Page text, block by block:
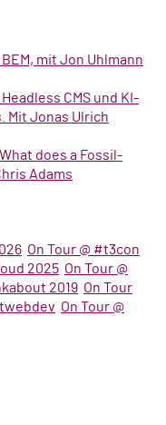
mit Jon Uhlmann
CMS und KI-
Mit Jonas Ulrich
does a Fossil-
Adams
On Tour @ #t3con
2025 On Tour @
2019 On Tour
On Tour @